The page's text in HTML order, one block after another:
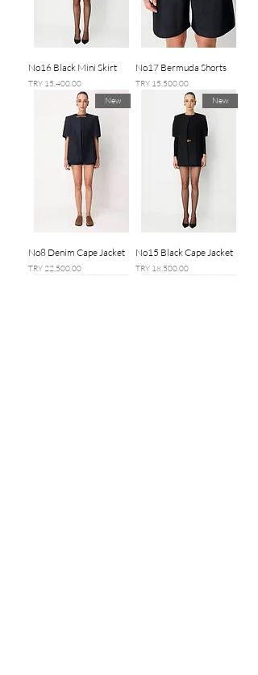
No17 Bermuda Shorts
السعر‏15,500.00 TRY
No16 Black Mini Skirt
السعر
New
No15 Black Cape Jacket
السعر‏18,500.00 TRY
New
No8 Denim Cape Jacket
السعر